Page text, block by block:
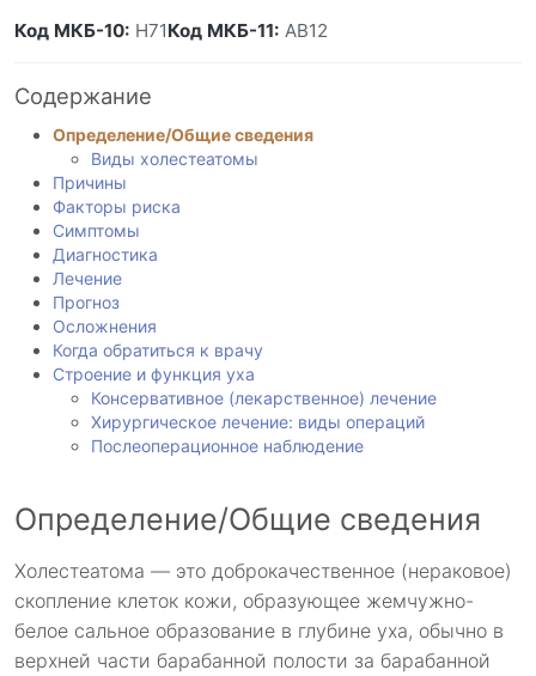
Код МКБ-10: H71Код МКБ-11: AB12
Содержание
Определение/Общие сведения
Виды холестеатомы
Причины
Факторы риска
Симптомы
Диагностика
Лечение
Прогноз
Осложнения
Когда обратиться к врачу
Строение и функция уха
Консервативное (лекарственное) лечение
Хирургическое лечение: виды операций
Послеоперационное наблюдение
Определение/Общие сведения
Холестеатома — это доброкачественное (нераковое)
скопление клеток кожи, образующее жемчужно-
белое сальное образование в глубине уха, обычно в
верхней части барабанной полости за барабанной